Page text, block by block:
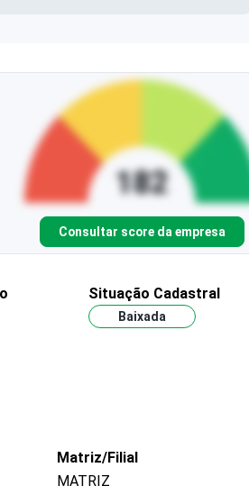
Consultar score da empresa
Situação Cadastral
Baixada
Matriz/Filial
MATRIZ